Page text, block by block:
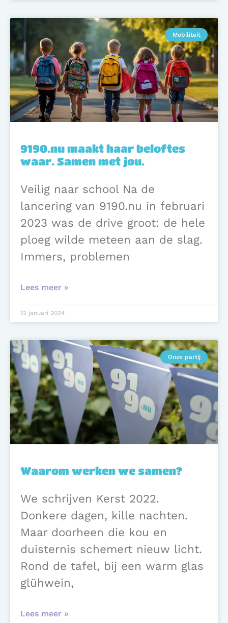
Mobiliteit
9190.nu maakt haar beloftes
waar. Samen met jou.
Veilig naar school Na de
lancering van 9190.nu in februari
2023 was de drive groot: de hele
ploeg wilde meteen aan de slag.
Immers, problemen
Lees meer »
12 januari 2024
Onze partij
Waarom werken we samen?
We schrijven Kerst 2022.
Donkere dagen, kille nachten.
Maar doorheen die kou en
duisternis schemert nieuw licht.
Rond de tafel, bij een warm glas
glühwein,
Lees meer »